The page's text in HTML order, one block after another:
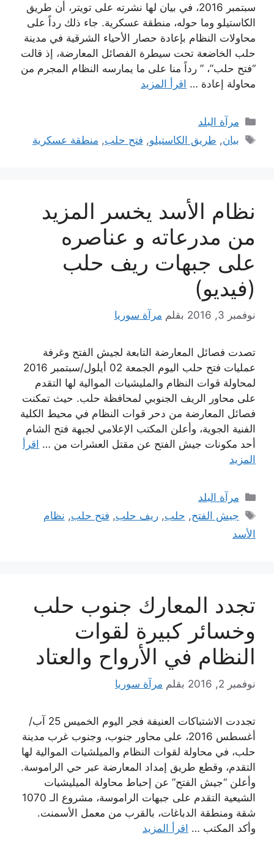
سبتمبر 2016، في بيان لها نشرته على تويتر، أن طريق
الكاستيلو وما حوله، منطقة عسكرية. جاء ذلك رداً على
محاولات النظام بإعادة حصار الأحياء الشرقية في مدينة
حلب الخاضعة تحت سيطرة الفصائل المعارضة، إذ قالت
“فتح حلب”، ” رداً منا على ما يمارسه النظام المجرم من
محاولة إعادة … اقرأ المزيد
التصنيفات
مرآة البلد
الوسوم
بيان, طريق الكاستيلو, فتح حلب, منطقة عسكرية
نظام الأسد يخسر المزيد
من مدرعاته و عناصره
على جبهات ريف حلب
(فيديو)
نوفمبر 3, 2016 بقلم مرآة سوريا
تصدت فصائل المعارضة التابعة لجيش الفتح وغرفة
عمليات فتح حلب اليوم الجمعة 02 أيلول/سبتمبر 2016
لمحاولة قوات النظام والمليشيات الموالية لها التقدم
على محاور الريف الجنوبي لمحافظة حلب. حيث تمكنت
فصائل المعارضة من دحر قوات النظام في محيط الكلية
الفنية الجوية، وأعلن المكتب الإعلامي لجبهة فتح الشام
أحد مكونات جيش الفتح عن مقتل العشرات من … اقرأ
المزيد
التصنيفات
مرآة البلد
الوسوم
جيش الفتح, حلب,ريف حلب, فتح حلب, نظام
الأسد
تجدد المعارك جنوب حلب
وخسائر كبيرة لقوات
النظام في الأرواح والعتاد
نوفمبر 2, 2016 بقلم مرآة سوريا
تجددت الاشتباكات العنيفة فجر اليوم الخميس 25 آب/
أغسطس 2016، على محاور جنوب، وجنوب غرب مدينة
حلب، في محاولة لقوات النظام والميلشيات الموالية لها
التقدم، وقطع طريق إمداد المعارضة عبر حي الراموسة.
وأعلن “جيش الفتح” عن إحباط محاولة الميليشيات
الشيعية التقدم على جبهات الراموسة، مشروع الـ 1070
شقة ومنطقة الدباغات، بالقرب من معمل الأسمنت.
وأكد المكتب … اقرأ المزيد